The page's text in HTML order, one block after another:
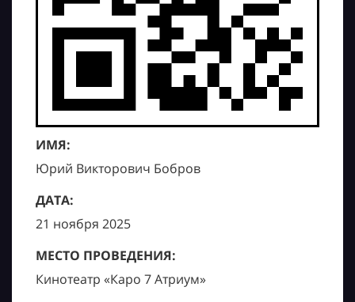
ИМЯ:
Юрий Викторович Бобров
ДАТА:
21 ноября 2025
МЕСТО ПРОВЕДЕНИЯ:
Кинотеатр «Каро 7 Атриум»